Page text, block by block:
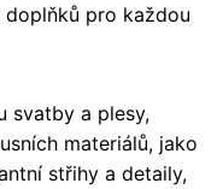
doplňků pro každou
svatby a plesy,
materiálů, jako
střihy a detaily,